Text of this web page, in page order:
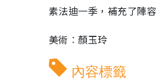
素法迪一季，補充了陣
美術︰顏玉玲
內容標籤